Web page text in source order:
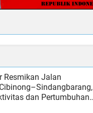
Resmikan Jalan
dan Pertumbuhan
Selatan